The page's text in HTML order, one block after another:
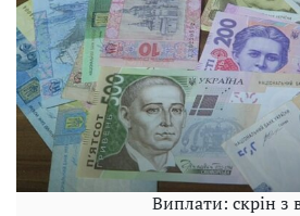
Виплати: скрін з